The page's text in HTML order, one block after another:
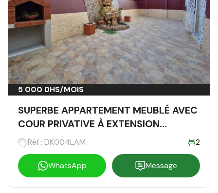
5 000 DHS/MOIS
SUPERBE APPARTEMENT MEUBLÉ AVEC
COUR PRIVATIVE À EXTENSION
DAKHLA, AGADIR
Réf : DK004LAM 2
WhatsApp Message